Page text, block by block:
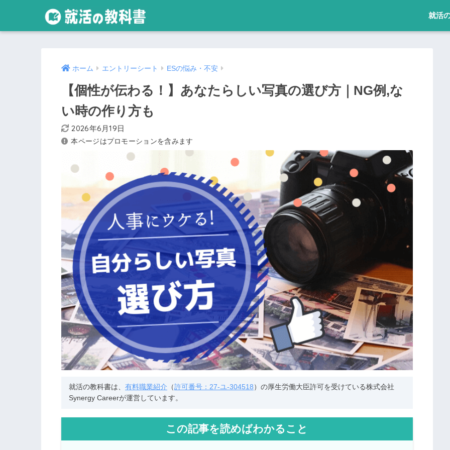
就活
ホーム エントリーシート ESの悩み・不安
【個性が伝わる！】あなたらしい写真の選び方｜NG例,な
い時の作り方も
2026年6月19日
本ページはプロモーションを含みます
就活の教科書は、 有料職業紹介 （許可番号：27-ユ-304518 ）の厚生労働大臣許可を受けている株式会社
Synergy Careerが運営しています。
この記事を読めばわかること